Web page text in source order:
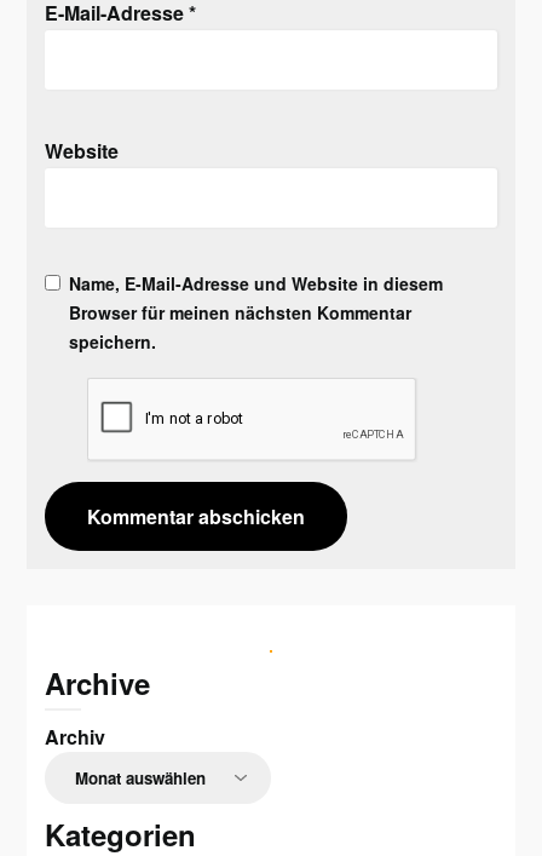
E-Mail-Adresse*
Website
Name, E-Mail-Adresse und Website in diesem
Browser für meinen nächsten Kommentar
speichern.
Archive
Archiv
Kategorien